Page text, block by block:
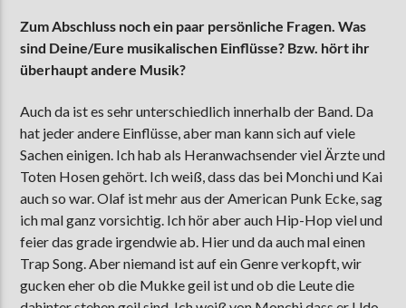
Zum Abschluss noch ein paar persönliche Fragen. Was
sind Deine/Eure musikalischen Einflüsse? Bzw. hört ihr
überhaupt andere Musik?
Auch da ist es sehr unterschiedlich innerhalb der Band. Da
hat jeder andere Einflüsse, aber man kann sich auf viele
Sachen einigen. Ich hab als Heranwachsender viel Ärzte und
Toten Hosen gehört. Ich weiß, dass das bei Monchi und Kai
auch so war. Olaf ist mehr aus der American Punk Ecke, sag
ich mal ganz vorsichtig. Ich hör aber auch Hip-Hop viel und
feier das grade irgendwie ab. Hier und da auch mal einen
Trap Song. Aber niemand ist auf ein Genre verkopft, wir
gucken eher ob die Mukke geil ist und ob die Leute die